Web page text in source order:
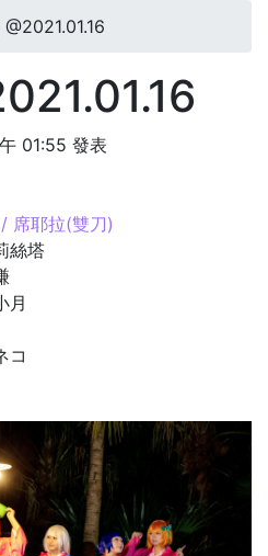
01:55 發表
席耶拉(雙刀)
絲塔
月
コ